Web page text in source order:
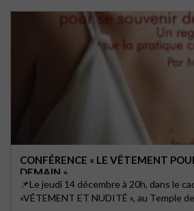
CONFÉRENCE « LE VÊTEMENT
DEMAIN »
📌Le jeudi 14 décembre à 20h, dans le
«VÊTEMENT ET